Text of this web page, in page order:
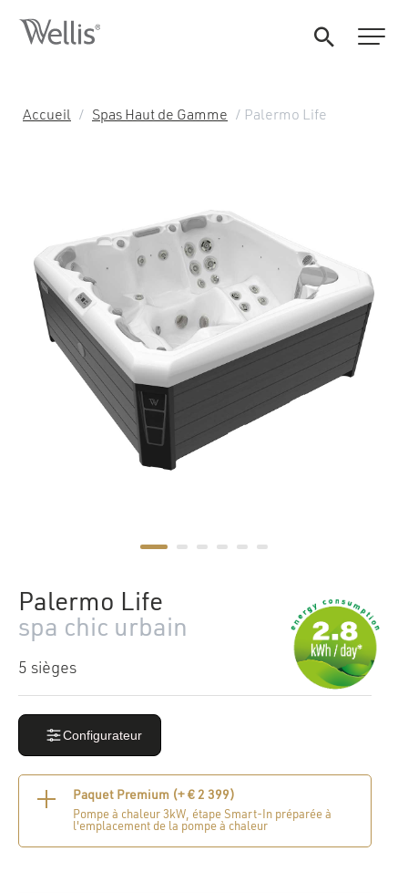
Accueil / Spas Haut de Gamme / Palermo Life
Palermo Life
spa chic urbain
5 sièges
Configurateur
Paquet Premium (+€ 2 399)
Pompe à chaleur 3kW, étape Smart-In préparée à
l'emplacement de la pompe à chaleur